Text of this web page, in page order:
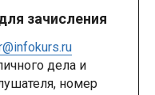
зачисления
дела и
номер